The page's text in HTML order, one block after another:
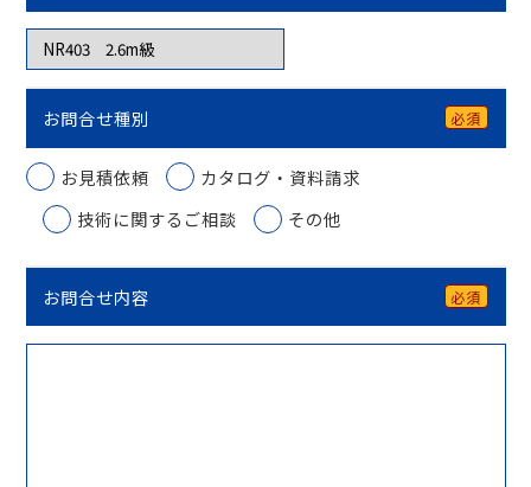
お問合せ種別 必須
お見積依頼
カタログ・資料請求
技術に関するご相談
その他
お問合せ内容 必須